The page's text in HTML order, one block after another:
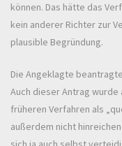
können. Das hätte das
kein anderer Richter zur
plausible Begründung.
Die Angeklagte
Auch dieser Antrag
früheren Verfahren als
außerdem nicht